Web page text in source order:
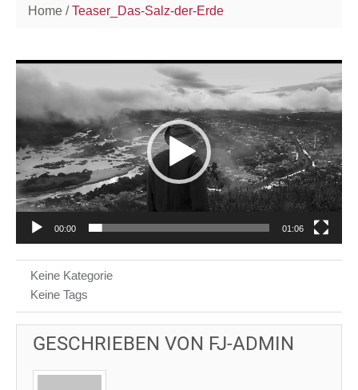
Home Teaser_Das-Salz-der-Erde
Video-
Player
00:00 01:06
Keine Kategorie
Keine Tags
GESCHRIEBEN VON FJ-ADMIN